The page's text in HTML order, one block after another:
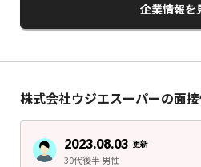
企業情報を
株式会社ウジエスーパーの面
2023.08.03 更新
30代後半 男性